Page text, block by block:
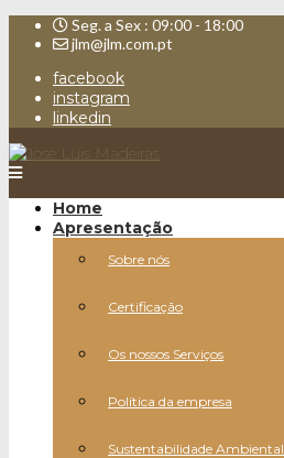
Seg. a Sex : 09:00 - 18:00
jlm@jlm.com.pt
facebook
instagram
linkedin
Home
Apresentação
Sobre nós
Certificação
Os nossos Serviços
Política da empresa
Sustentabilidade Ambiental